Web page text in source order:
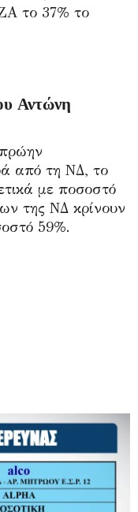
το 37% το
Αντώνη
από τη ΝΔ, το
με ποσοστό
της ΝΔ κρίνουν
59%.